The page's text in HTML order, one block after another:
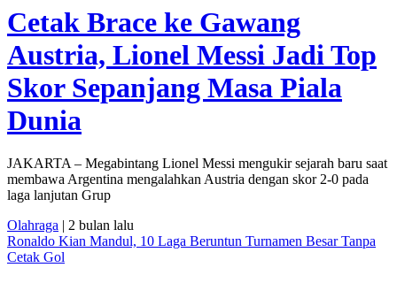
Cetak Brace ke Gawang
Austria, Lionel Messi Jadi Top
Skor Sepanjang Masa Piala
Dunia
JAKARTA – Megabintang Lionel Messi mengukir sejarah baru saat
membawa Argentina mengalahkan Austria dengan skor 2-0 pada
laga lanjutan Grup
Olahraga | 2 bulan lalu
Ronaldo Kian Mandul, 10 Laga Beruntun Turnamen Besar Tanpa
Cetak Gol